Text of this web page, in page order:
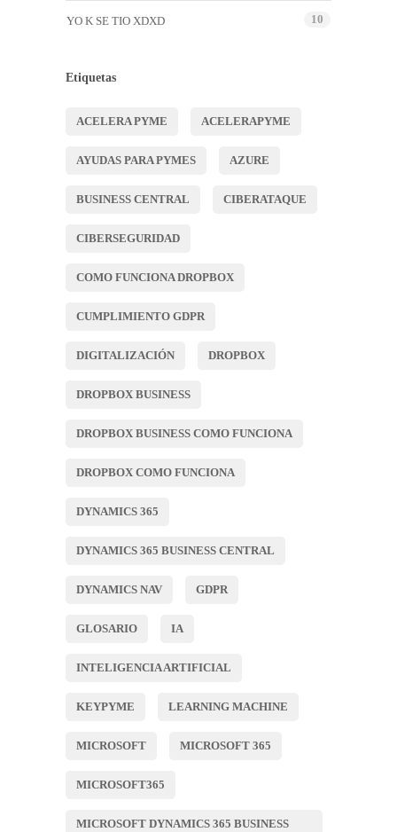
YO K SE TIO XDXD 10
Etiquetas
ACELERA PYME ACELERAPYME
AYUDAS PARA PYMES AZURE
BUSINESS CENTRAL CIBERATAQUE
CIBERSEGURIDAD
COMO FUNCIONA DROPBOX
CUMPLIMIENTO GDPR
DIGITALIZACIÓN DROPBOX
DROPBOX BUSINESS
DROPBOX BUSINESS COMO FUNCIONA
DROPBOX COMO FUNCIONA
DYNAMICS 365
DYNAMICS 365 BUSINESS CENTRAL
DYNAMICS NAV GDPR
GLOSARIO IA
INTELIGENCIA ARTIFICIAL
KEYPYME LEARNING MACHINE
MICROSOFT MICROSOFT 365
MICROSOFT365
MICROSOFT DYNAMICS 365 BUSINESS